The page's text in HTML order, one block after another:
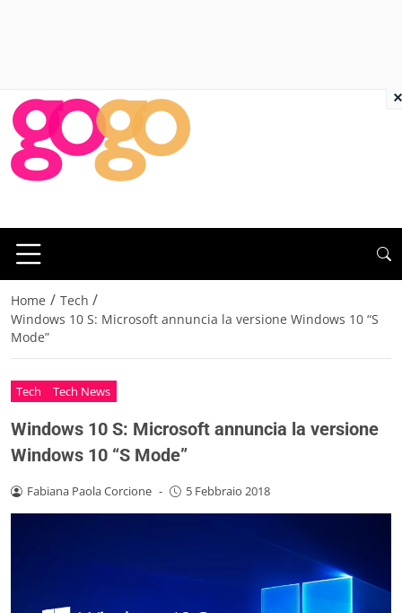
Home / Tech /
Windows 10 S: Microsoft annuncia la versione Windows 10 “S
Mode”
Tech Tech News
Windows 10 S: Microsoft annuncia la versione
Windows 10 “S Mode”
Fabiana Paola Corcione - 5 Febbraio 2018
×